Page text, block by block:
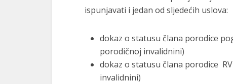
ispunjavati i jedan od slјedećih uslova:
dokaz o statusu člana porodice
porodičnoj invalidnini)
dokaz o statusu člana porodice
invalidnini)